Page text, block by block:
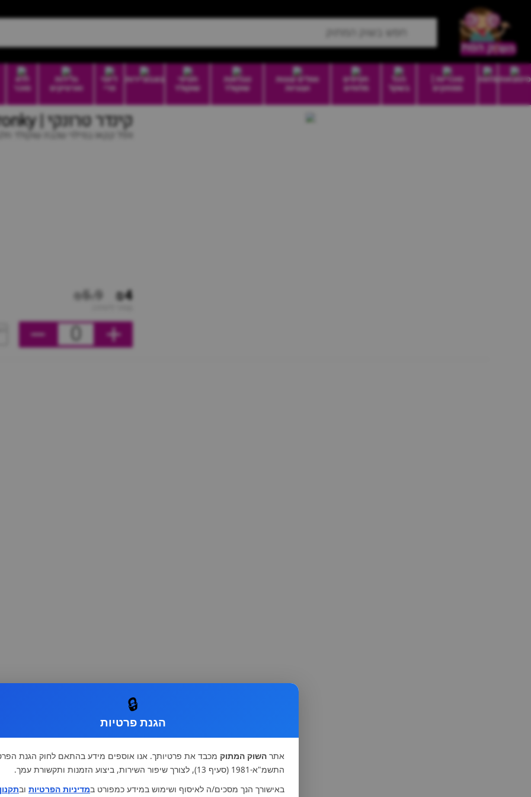
סיטונאותמזווה
סוכריות |
ממתקים
הכל
בשקל
חטיפים
מלוחים
וופלים עוגות
ועוגיות
טבלאות
שוקולד
חטיפי
שוקולד
בונבוניירות
דיוטי
פרי
גלידות
וארטיקים
ללא
סוכר
קינדר טרונקי | Kinder Tronky
וופל קקאו במילוי שכבת שוקולד
₪4
₪5.9
0
🔒
הגנת פרטיות
אתר השוק המתוק מכבד את פרטיותך. אנו אוספים מידע בהתאם לחוק הגנת
התשמ"א-1981 (סעיף 13), לצורך שיפור השירות, ביצוע הזמנות ותקשורת עמך.
באישורך הנך מסכים/ה לאיסוף ושימוש במידע כמפורט במדיניות הפרטיות ובתקנון